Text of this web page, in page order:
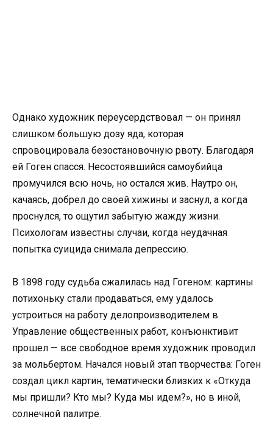
Однако художник переусердствовал — он принял
слишком большую дозу яда, которая
спровоцировала безостановочную рвоту. Благодаря
ей Гоген спасся. Несостоявшийся самоубийца
промучился всю ночь, но остался жив. Наутро он,
качаясь, добрел до своей хижины и заснул, а когда
проснулся, то ощутил забытую жажду жизни.
Психологам известны случаи, когда неудачная
попытка суицида снимала депрессию.
В 1898 году судьба сжалилась над Гогеном: картины
потихоньку стали продаваться, ему удалось
устроиться на работу делопроизводителем в
Управление общественных работ, конъюнктивит
прошел — все свободное время художник проводил
за мольбертом. Начался новый этап творчества: Гоген
создал цикл картин, тематически близких к «Откуда
мы пришли? Кто мы? Куда мы идем?», но в иной,
солнечной палитре.